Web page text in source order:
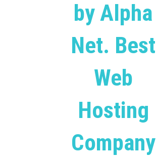
by Alpha
Net. Best
Web
Hosting
Company